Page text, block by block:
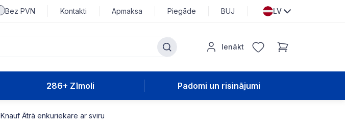
Bez PVN Kontakti Apmaksa Piegāde BUJ LV
Ienākt
286+ Zīmoli Padomi un risinājumi
Knauf Ātrā enkuriekare ar sviru